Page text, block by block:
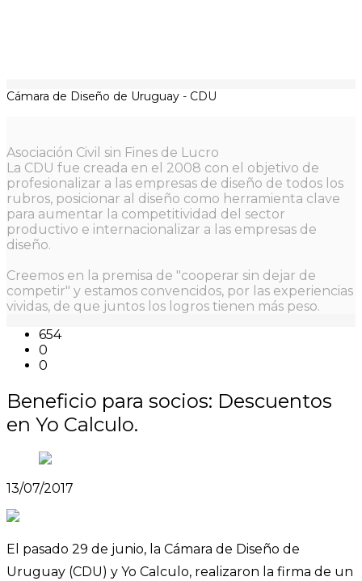
Cámara de Diseño de Uruguay - CDU
Asociación Civil sin Fines de Lucro
La CDU fue creada en el 2008 con el objetivo de
profesionalizar a las empresas de diseño de todos los
rubros, posicionar al diseño como herramienta clave
para aumentar la competitividad del sector
productivo e internacionalizar a las empresas de
diseño.
Creemos en la premisa de "cooperar sin dejar de
competir" y estamos convencidos, por las experiencias
vividas, de que juntos los logros tienen más peso.
654
0
0
Beneficio para socios: Descuentos
en Yo Calculo.
13/07/2017
El pasado 29 de junio, la Cámara de Diseño de
Uruguay (CDU) y Yo Calculo, realizaron la firma de un